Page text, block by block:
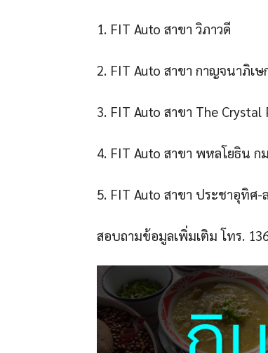
1. FIT Auto สาขา วิภาวดี
2. FIT Auto สาขา กาญจนาภิเ
3. FIT Auto สาขา The Crystal
4. FIT Auto สาขา พหลโยธิน ก
5. FIT Auto สาขา ประชาอุทิศ-
สอบถามข้อมูลเพิ่มเติม โทร.